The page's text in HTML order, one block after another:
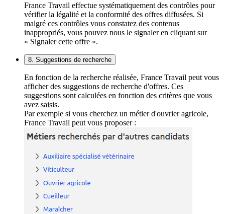
France Travail effectue systématiquement des contrôles pour
vérifier la légalité et la conformité des offres diffusées. Si
malgré ces contrôles vous constatez des contenus
inappropriés, vous pouvez nous le signaler en cliquant sur
« Signaler cette offre ».
8. Suggestions de recherche
En fonction de la recherche réalisée, France Travail peut vous
afficher des suggestions de recherche d'offres. Ces
suggestions sont calculées en fonction des critères que vous
avez saisis.
Par exemple si vous cherchez un métier d'ouvrier agricole,
France Travail peut vous proposer :